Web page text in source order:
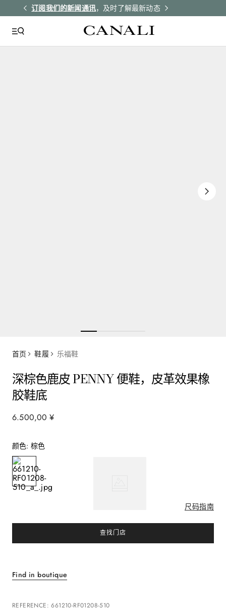
订阅我们的新闻通讯，及时了解最新动态
首页 鞋履 乐福鞋
深棕色鹿皮 PENNY 便鞋，皮革效果橡
胶鞋底
¥
6 ,
500
. 00
颜色: 棕色
尺码指南
查找门店
Find in boutique
REFERENCE:661210-RF01208-510